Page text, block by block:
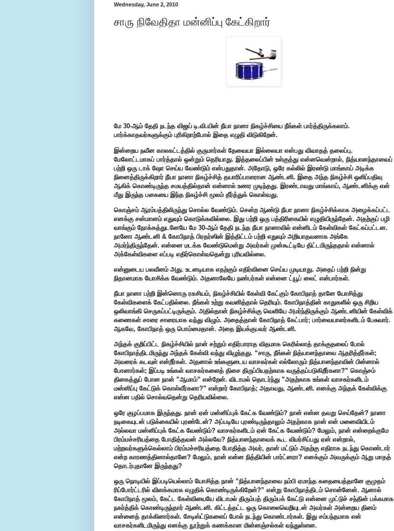
Wednesday, June 2, 2010
சாரு நிவேதிதா மன்னிப்பு கேட்கிறார்
மே 30-ஆம் தேதி நடந்த விஜய் டி.வி.யின் நீயா நானா நிகழ்ச்சியை நீங்கள் பார்த்திருக்கலாம்.
பார்க்காதவர்களுக்கும் புரிகிறாற்போல் இதை எழுதி விடுகிறேன்.
இன்றைய நவீன காலகட்டத்தில் குருமார்கள் தேவையா இல்லையா என்பது விவாதத் தலைப்பு.
மேலோட்டமாகப் பார்த்தால் ஒன்றும் தெரியாது. இத்தலைப்பின் உள்குத்து என்னவென்றால், நித்யானந்தாவைப்
பற்றி ஒரு டாக் ஷோ செய்ய வேண்டும் என்பதுதான். அதோடு, ஒரே கல்லில் இரண்டு மாங்காய் அடிக்க
நினைத்திருக்கிறார் நீயா நானா நிகழ்ச்சித் தயாரிப்பாளரான ஆண்டனி. இதை அந்த நிகழ்ச்சி ஒளிப்பதிவு
ஆகிக் கொண்டிருந்த சமயத்தில்தான் என்னால் உணர முடிந்தது. இரண்டாவது மாங்காய், ஆண்டனிக்கு என்
மீது இருந்த பகையை இந்த நிகழ்ச்சி மூலம் தீர்த்துக் கொள்வது.
கொஞ்சம் ஆரம்பத்திலிருந்து சொல்ல வேண்டும். சென்ற ஆண்டு நீயா நானா நிகழ்ச்சிக்காக அழைக்கப்பட்ட
எனக்கு சன்மானம் எதுவும் கொடுக்கவில்லை. இது பற்றி ஒரு பத்திரிகையில் எழுதியிருந்தேன். அதற்குப் பழி
வாங்கும் நோக்கத்துடனேயே மே 30-ஆம் தேதி நடந்த நீயா நானாவில் என்னிடம் கேள்விகள் கேட்கப்பட்டன.
நானோ ஆண்டனி & கோபிநாத் பிரதர்ஸின் இத்திட்டம் பற்றி எதுவும் அறியாதவனாக அங்கே
அமர்ந்திருந்தேன். என்னை மடக்க வேண்டுமென்று அவர்கள் முன்கூட்டியே திட்டமிருந்ததால் என்னால்
அக்கேள்விகளை எப்படி எதிர்கொள்வதென்று புரியவில்லை.
என்னுடைய பலவீனம் அது. உடனடியாக எதற்கும் எதிர்வினை செய்ய முடியாது. அதைப் பற்றி நின்று
நிதானமாக யோசிக்க வேண்டும். அதனாலேயே நண்பர்கள் என்னை ட்யூப் லைட் என்பார்கள்.
நீயா நானா பற்றி இன்னொரு ரகசியம், நிகழ்ச்சியில் கேள்வி கேட்கும் கோபிநாத் தானே யோசித்து
கேள்விகளைக் கேட்பதில்லை. நீங்கள் உற்று கவனித்தால் தெரியும். கோபிநாத்தின் காதுகளில் ஒரு சிறிய
ஒலிவாங்கி செருகப்பட்டிருக்கும். அதில்தான் நிகழ்ச்சிக்கு வெளியே அமர்ந்திருக்கும் ஆண்டனியின் கேள்விக்
கணைகள் சாரை சாரையாக வந்து விழும். அதைத்தான் கோபிநாத் கேட்பார்; பார்வையாளர்களிடம் பேசுவார்.
ஆகவே, கோபிநாத் ஒரு பொம்மைதான். அதை இயக்குபவர் ஆண்டனி.
அந்தக் குறிப்பிட்ட நிகழ்ச்சியில் நான் சற்றும் எதிர்பாராத விதமாக கெரில்லாத் தாக்குதலைப் போல்
கோபிநாத்திடமிருந்து அந்தக் கேள்வி வந்து விழுந்தது. “சாரு, நீங்கள் நித்யானந்தாவை ஆதரித்தீர்கள்;
அவரைக் கடவுள் என்றீர்கள். அதனால் உங்களுடைய வாசகர்கள் எல்லோரும் நித்யானந்தாவின் பின்னால்
போனார்கள்; இப்படி உங்கள் வாசகர்களைத் திசை திருப்பியதற்காக வருத்தப்படுகிறீர்களா?” கொஞ்சம்
திகைத்துப் போன நான் ”ஆமாம்” என்றேன். விடாமல் தொடர்ந்து ”அதற்காக உங்கள் வாசகர்களிடம்
மன்னிப்பு கேட்டுக் கொள்வீர்களா?” என்றார் கோபிநாத்; அதாவது, ஆண்டனி. எனக்கு அந்தக் கேள்விக்கு
என்ன பதில் சொல்வதென்று தெரியவில்லை.
ஒரே குழப்பமாக இருந்தது. நான் ஏன் மன்னிப்புக் கேட்க வேண்டும்? நான் என்ன தவறு செய்தேன்? நானா
நடிகையுடன் படுக்கையில் புரண்டேன்? அப்படியே புரண்டிருந்தாலும் அதற்காக நான் என் மனைவியிடம்
அல்லவா மன்னிப்புக் கேட்க வேண்டும்? வாசகர்களிடம் ஏன் கேட்க வேண்டும்? மேலும், நான் என்றைக்குமே
பிரம்மச்சரியத்தை போதித்தவன் அல்லவே? நித்யானந்தாவைக் கூட விமர்சிப்பது ஏன் என்றால்,
மற்றவர்களுக்கெல்லாம் பிரம்மச்சரியத்தை போதித்த அவர், தான் மட்டும் அதற்கு எதிராக நடந்து கொண்டார்
என்ற காரணத்தினால்தானே? மேலும், நான் என்ன நித்தியின் பார்ட்னரா? எனக்கும் அவருக்கும் ஆறு மாதத்
தொடர்புதானே இருந்தது?
ஒரு நொடியில் இப்படியெல்லாம் யோசித்த நான் ”நித்யானந்தாவை நம்பி ஏமாந்த கதையைத்தானே குமுதம்
ரிப்போர்ட்டரில் விளக்கமாக எழுதிக் கொண்டிருக்கிறேன்?” என்று கோபிநாத்திடம் சொன்னேன். ஆனால்
கோபிநாத் மூலம், கேட்ட கேள்வியையே விடாமல் திரும்பத் திரும்பக் கேட்டு என்னை முட்டுச் சந்தின் பக்கமாக
நகர்த்திக் கொண்டிருந்தார் ஆண்டனி. கிட்டத்தட்ட ஒரு கொலைவெறியுடன் அவர்கள் அன்றைய தினம்
என்னைத் தாக்கினார்கள். சேடிஸ்ட்டுகளைப் போல் நடந்து கொண்டார்கள். இது சம்பந்தமாக என்
வாசகர்களிடமிருந்து எனக்கு நூற்றுக் கணக்கான மின்னஞ்சல்கள் வந்துள்ளன.